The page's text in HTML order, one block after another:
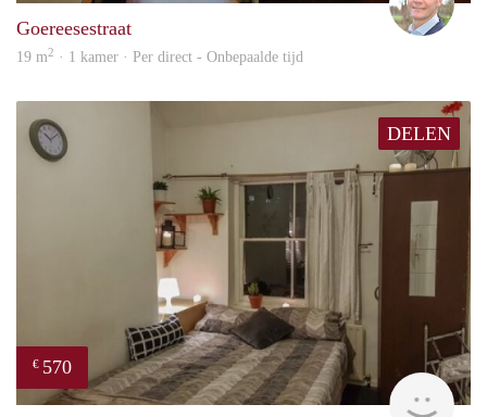
Goereesestraat
19 m2 · 1 kamer · Per direct - Onbepaalde tijd
DELEN
€ 570